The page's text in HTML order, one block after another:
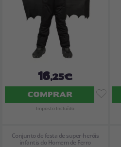
16,25€
COMPRAR
Imposto Incluído
Conjunto de festa de super-heróis
infantis do Homem de Ferro